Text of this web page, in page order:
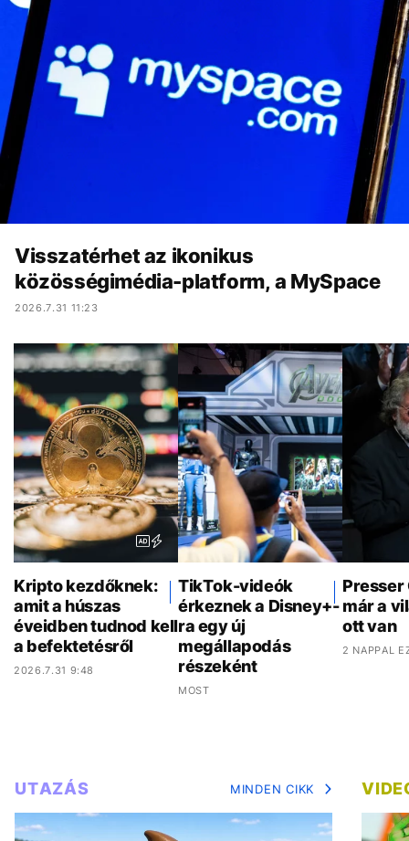
Visszatérhet az ikonikus
közösségimédia-platform, a MySpace
2026.7.31 11:23
Kripto kezdőknek:
amit a húszas
éveidben tudnod kell
a befektetésről
2026.7.31 9:48
TikTok-videók
érkeznek a Disney+-
ra egy új
megállapodás
részeként
MOST
Presser
már a
ott van
2 NAPPAL
UTAZÁS MINDEN CIKK